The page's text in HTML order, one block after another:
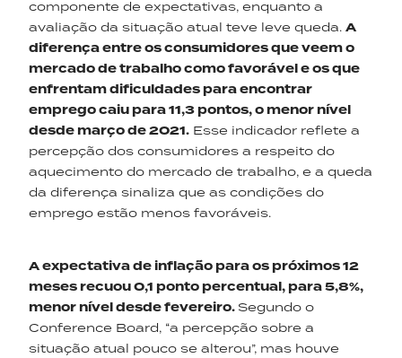
componente de expectativas, enquanto a
avaliação da situação atual teve leve queda. A
diferença entre os consumidores que veem o
mercado de trabalho como favorável e os que
enfrentam dificuldades para encontrar
emprego caiu para 11,3 pontos, o menor nível
desde março de 2021. Esse indicador reflete a
percepção dos consumidores a respeito do
aquecimento do mercado de trabalho, e a queda
da diferença sinaliza que as condições do
emprego estão menos favoráveis.
A expectativa de inflação para os próximos 12
meses recuou 0,1 ponto percentual, para 5,8%,
menor nível desde fevereiro. Segundo o
Conference Board, “a percepção sobre a
situação atual pouco se alterou”, mas houve